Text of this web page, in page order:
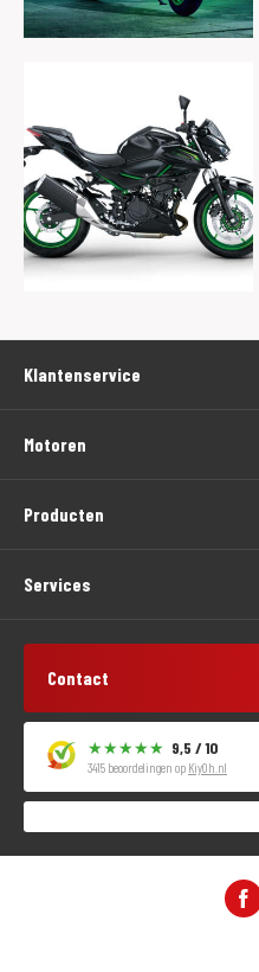
Klantenservice
Motoren
Producten
Services
Contact
9,5 / 10
3415 beoordelingen op KiyOh.nl